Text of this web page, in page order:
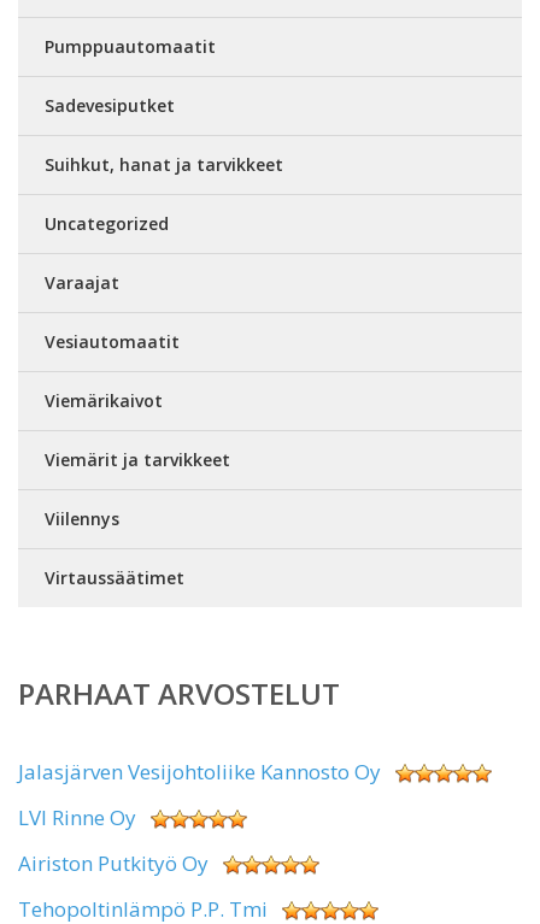
Pumppuautomaatit
Sadevesiputket
Suihkut, hanat ja tarvikkeet
Uncategorized
Varaajat
Vesiautomaatit
Viemärikaivot
Viemärit ja tarvikkeet
Viilennys
Virtaussäätimet
PARHAAT ARVOSTELUT
Jalasjärven Vesijohtoliike Kannosto Oy
LVI Rinne Oy
Airiston Putkityö Oy
Tehopoltinlämpö P.P. Tmi